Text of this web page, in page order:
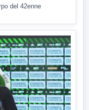
del 42enne